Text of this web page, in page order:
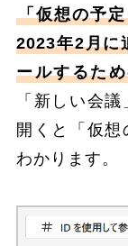
「仮想の予
2023年2月に
ールするた
「新しい会
開くと「仮
わかります。